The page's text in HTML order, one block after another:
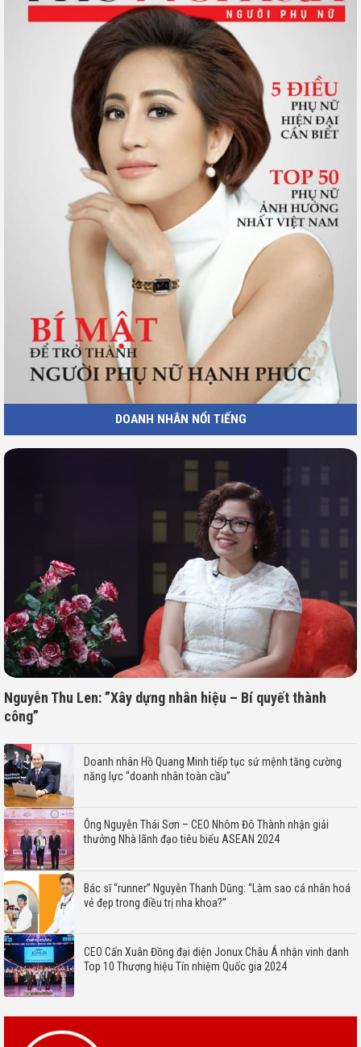
DOANH NHÂN NỔI TIẾNG
Nguyễn Thu Len: ”Xây dựng nhân hiệu – Bí quyết thành
công”
Doanh nhân Hồ Quang Minh tiếp tục sứ mệnh tăng cường
năng lực “doanh nhân toàn cầu”
Ông Nguyễn Thái Sơn – CEO Nhôm Đô Thành nhận giải
thưởng Nhà lãnh đạo tiêu biểu ASEAN 2024
Bác sĩ “runner” Nguyễn Thanh Dũng: “Làm sao cá nhân hoá
vẻ đẹp trong điều trị nha khoa?”
CEO Cấn Xuân Đồng đại diện Jonux Châu Á nhận vinh danh
Top 10 Thương hiệu Tín nhiệm Quốc gia 2024